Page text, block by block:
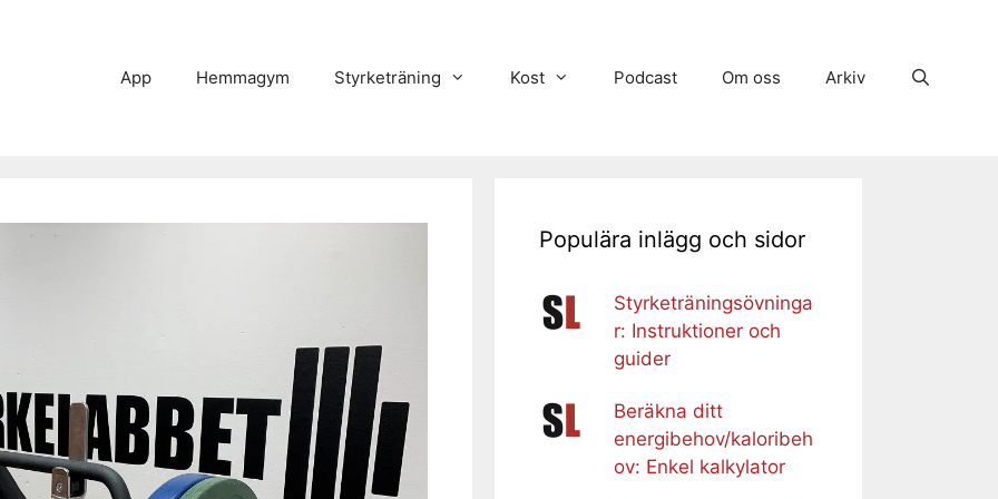
App Hemmagym Styrketräning Kost Podcast Om oss Arkiv
Populära inlägg och sidor
Styrketräningsövninga
r: Instruktioner och
guider
Beräkna ditt
energibehov/kaloribeh
ov: Enkel kalkylator